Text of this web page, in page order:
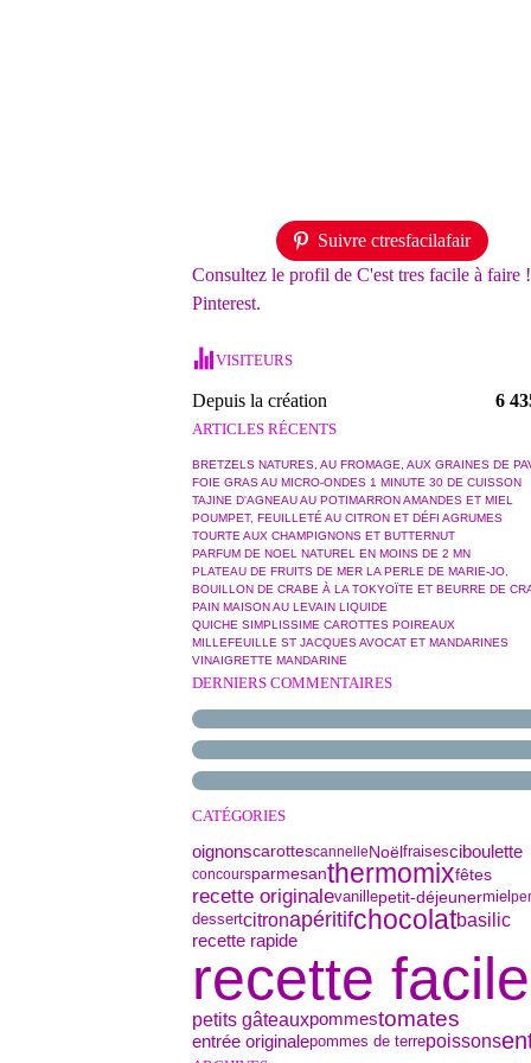
Suivre ctresfacilafair
Consultez le profil de C'est tres facile à faire
Pinterest.
VISITEURS
Depuis la création 6
ARTICLES RÉCENTS
BRETZELS NATURES, AU FROMAGE, AUX GRAINES DE
FOIE GRAS AU MICRO-ONDES 1 MINUTE 30 DE CUISSON
TAJINE D'AGNEAU AU POTIMARRON AMANDES ET MIEL
POUMPET, FEUILLETÉ AU CITRON ET DÉFI AGRUMES
TOURTE AUX CHAMPIGNONS ET BUTTERNUT
PARFUM DE NOEL NATUREL EN MOINS DE 2 MN
PLATEAU DE FRUITS DE MER LA PERLE DE MARIE-JO,
BOUILLON DE CRABE À LA TOKYOÏTE ET BEURRE DE
PAIN MAISON AU LEVAIN LIQUIDE
QUICHE SIMPLISSIME CAROTTES POIREAUX
MILLEFEUILLE ST JACQUES AVOCAT ET MANDARINES
VINAIGRETTE MANDARINE
DERNIERS COMMENTAIRES
CATÉGORIES
oignonscarottescannelleNoëlfraisesciboulette
concoursparmesanthermomixfêtes
recette originalevanillepetit-déjeunermiel
dessertcitronapéritifchocolatbasilic
recette rapide
recette facile
petits gâteauxpommestomates
entrée originalepommes de terrepoissons